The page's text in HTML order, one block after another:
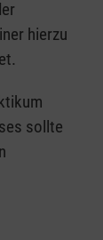
hierzu
sollte